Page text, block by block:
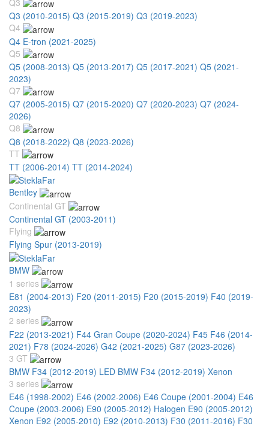
Q3 (2010-2015) Q3 (2015-2019) Q3 (2019-2023)
Q4
Q4 E-tron (2021-2025)
Q5
Q5 (2008-2013) Q5 (2013-2017) Q5 (2017-2021) Q5 (2021-
2023)
Q7
Q7 (2005-2015) Q7 (2015-2020) Q7 (2020-2023) Q7 (2024-
2026)
Q8
Q8 (2018-2022) Q8 (2023-2026)
TT
TT (2006-2014) TT (2014-2024)
Bentley
Continental GT
Continental GT (2003-2011)
Flying
Flying Spur (2013-2019)
BMW
1 series
E81 (2004-2013) F20 (2011-2015) F20 (2015-2019) F40 (2019-
2023)
2 series
F22 (2013-2021) F44 Gran Coupe (2020-2024) F45 F46 (2014-
2021) F78 (2024-2026) G42 (2021-2025) G87 (2023-2026)
3 GT
BMW F34 (2012-2019) LED BMW F34 (2012-2019) Xenon
3 series
E46 (1998-2002) E46 (2002-2006) E46 Coupe (2001-2004) E46
Coupe (2003-2006) E90 (2005-2012) Halogen E90 (2005-2012)
Xenon E92 (2005-2010) E92 (2010-2013) F30 (2011-2016) F30